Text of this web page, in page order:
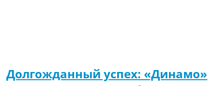
Долгожданный успех: «Динамо»